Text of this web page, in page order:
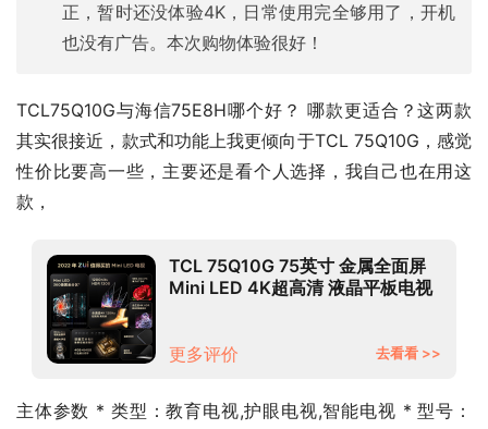
正，暂时还没体验4K，日常使用完全够用了，开机
也没有广告。本次购物体验很好！
TCL75Q10G与海信75E8H哪个好？ 哪款更适合？这两款
其实很接近，款式和功能上我更倾向于TCL 75Q10G，感觉
性价比要高一些，主要还是看个人选择，我自己也在用这
款，
TCL 75Q10G 75英寸 金属全面屏
Mini LED 4K超高清 液晶平板电视
更多评价 去看看 >>
主体参数 * 类型：教育电视,护眼电视,智能电视 * 型号：